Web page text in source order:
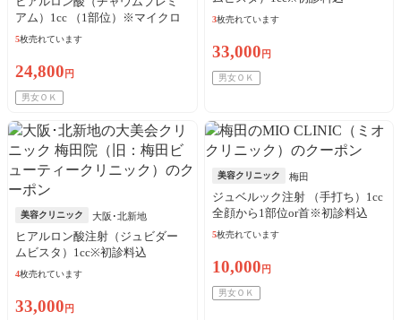
アム）1cc （1部位）※マイクロ
カニューレ代・初診料込
5枚売れています
24,800 円
男女ＯＫ
3枚売れています
33,000 円
男女ＯＫ
美容クリニック 大阪･北新地
ヒアルロン酸注射（ジュビダー
ムビスタ）1cc※初診料込
4枚売れています
33,000 円
美容クリニック 梅田
ジュベルック注射 （手打ち）1cc
全顔から1部位or首※初診料込
5枚売れています
10,000 円
男女ＯＫ